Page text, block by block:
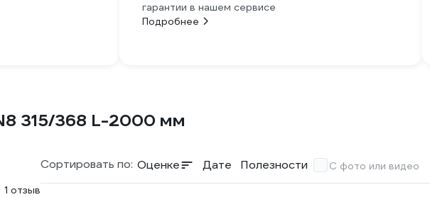
гарантии в нашем сервисе
Подробнее
315/368 L-2000 мм
1 отзыв
Сортировать по: Оценке Дате Полезности С фото или видео